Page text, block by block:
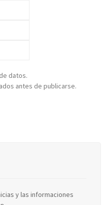
datos.
antes de publicarse.
y las informaciones